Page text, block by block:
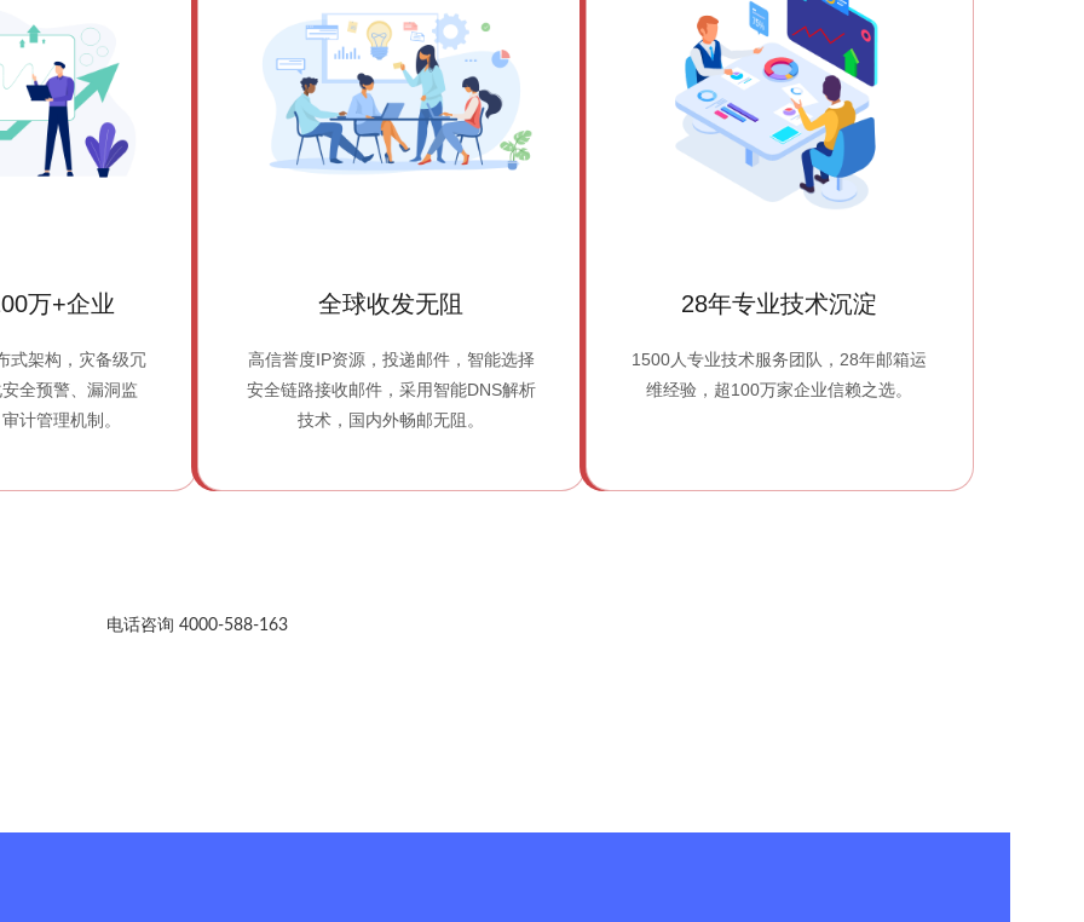
万+企业
式架构，灾备级冗
全预警、漏洞监
计管理机制。
全球收发无阻
高信誉度IP资源，投递邮件，智能选择
安全链路接收邮件，采用智能DNS解析
技术，国内外畅邮无阻。
28年专业技术沉淀
1500人专业技术服务团队，28年邮箱运
维经验，超100万家企业信赖之选。
电话咨询 4000-588-163